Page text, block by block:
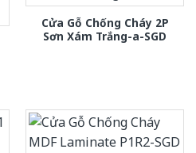
Cửa Gỗ Chống Cháy 2P
Sơn Xám Trắng-a-SGD